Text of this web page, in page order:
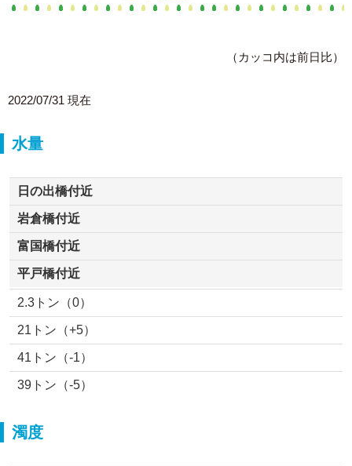
（カッコ内は前日比）
2022/07/31 現在
水量
日の出橋付近
岩倉橋付近
富国橋付近
平戸橋付近
2.3トン（0）
21トン（+5）
41トン（-1）
39トン（-5）
濁度